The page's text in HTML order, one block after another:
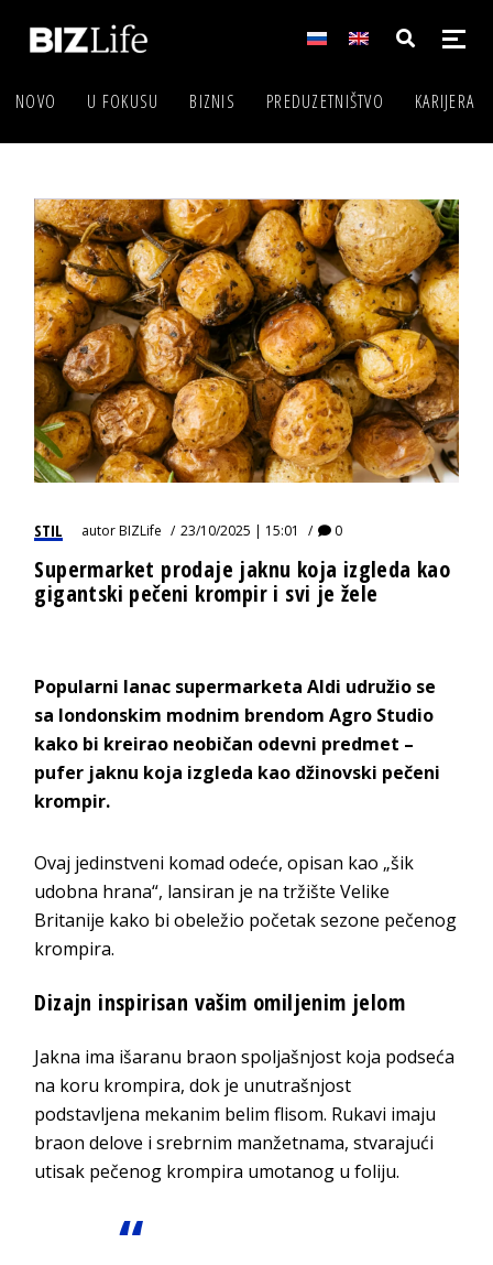
NOVO U FOKUSU BIZNIS PREDUZETNIŠTVO KARIJERA
STIL autorBIZLife 23/10/2025 | 15:01 0
Supermarket prodaje jaknu koja izgleda kao
gigantski pečeni krompir i svi je žele
Popularni lanac supermarketa Aldi udružio se
sa londonskim modnim brendom Agro Studio
kako bi kreirao neobičan odevni predmet –
pufer jaknu koja izgleda kao džinovski pečeni
krompir.
Ovaj jedinstveni komad odeće, opisan kao „šik
udobna hrana“, lansiran je na tržište Velike
Britanije kako bi obeležio početak sezone pečenog
krompira.
Dizajn inspirisan vašim omiljenim jelom
Jakna ima išaranu braon spoljašnjost koja podseća
na koru krompira, dok je unutrašnjost
podstavljena mekanim belim flisom. Rukavi imaju
braon delove i srebrnim manžetnama, stvarajući
utisak pečenog krompira umotanog u foliju.